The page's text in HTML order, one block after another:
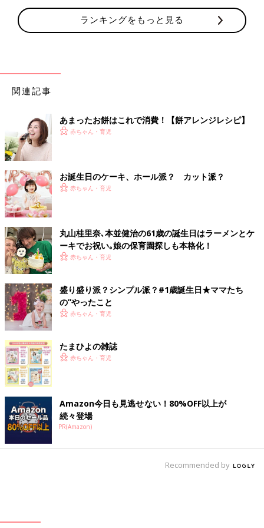
ランキングをもっと見る
関連記事
あまったお餅はこれで消費！【餅アレンジレシピ】
赤ちゃん・育児
お誕生日のケーキ、ホール派？ カット派？
赤ちゃん・育児
丸山桂里奈､本並健治の61歳の誕生日はラーメンとケ
ーキでお祝い｡娘の保育園探しも本格化！
赤ちゃん・育児
盛り盛り派？シンプル派？#1歳誕生日★ママたち
の”やったこと
赤ちゃん・育児
たまひよの雑誌
赤ちゃん・育児
Amazon今日も見逃せない！80%OFF以上が
続々登場
PR(Amazon)
Recommended by